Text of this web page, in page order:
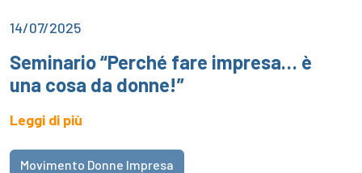
14/07/2025
Seminario “Perché fare impresa… è
una cosa da donne!”
Leggi di più
Movimento Donne Impresa